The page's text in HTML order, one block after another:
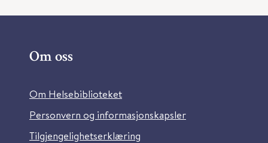
Om oss
Om Helsebiblioteket
Personvern og informasjonskapsler
Tilgjengelighetserklæring